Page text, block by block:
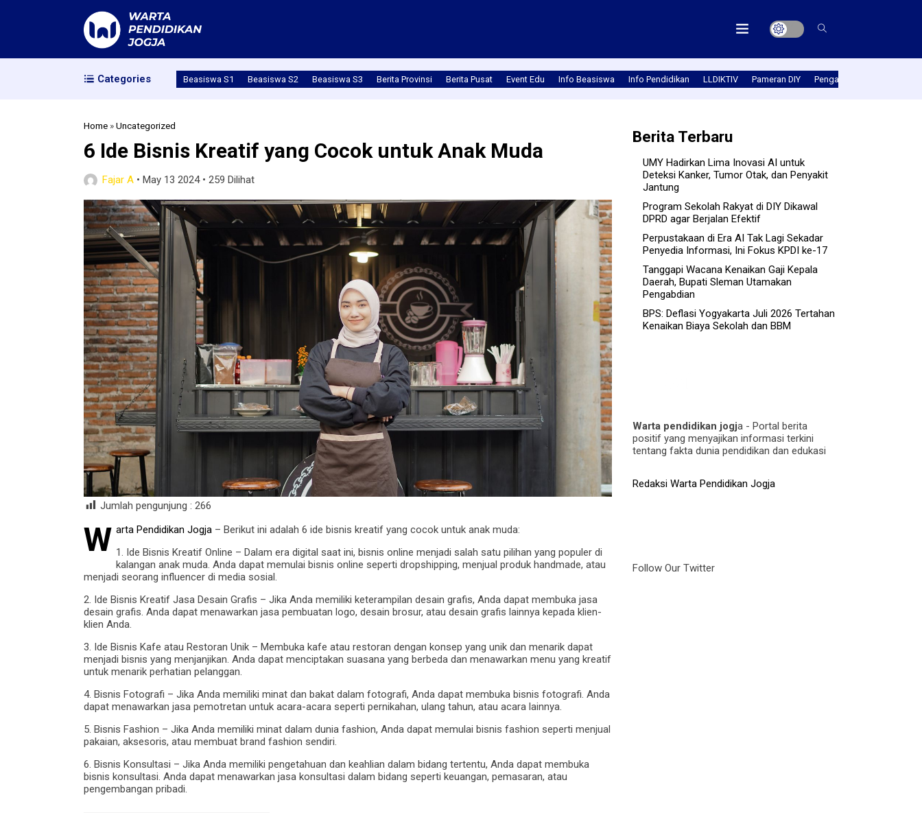
Categories Beasiswa S1 Beasiswa S2 Beasiswa S3 Berita Provinsi Berita Pusat Event Edu Info Beasiswa Info Pendidikan LLDIKTIV Pameran DIY Pengabmas
Home »Uncategorized
6 Ide Bisnis Kreatif yang Cocok untuk Anak Muda
Fajar A • May 13 2024• 259 Dilihat
Jumlah pengunjung : 266
W arta Pendidikan Jogja – Berikut ini adalah 6 ide bisnis kreatif yang cocok untuk anak muda:
1. Ide Bisnis Kreatif Online – Dalam era digital saat ini, bisnis online menjadi salah satu pilihan yang populer di
kalangan anak muda. Anda dapat memulai bisnis online seperti dropshipping, menjual produk handmade, atau
menjadi seorang influencer di media sosial.
2. Ide Bisnis Kreatif Jasa Desain Grafis – Jika Anda memiliki keterampilan desain grafis, Anda dapat membuka jasa
desain grafis. Anda dapat menawarkan jasa pembuatan logo, desain brosur, atau desain grafis lainnya kepada klien-
klien Anda.
3. Ide Bisnis Kafe atau Restoran Unik – Membuka kafe atau restoran dengan konsep yang unik dan menarik dapat
menjadi bisnis yang menjanjikan. Anda dapat menciptakan suasana yang berbeda dan menawarkan menu yang kreatif
untuk menarik perhatian pelanggan.
4. Bisnis Fotografi – Jika Anda memiliki minat dan bakat dalam fotografi, Anda dapat membuka bisnis fotografi. Anda
dapat menawarkan jasa pemotretan untuk acara-acara seperti pernikahan, ulang tahun, atau acara lainnya.
5. Bisnis Fashion – Jika Anda memiliki minat dalam dunia fashion, Anda dapat memulai bisnis fashion seperti menjual
pakaian, aksesoris, atau membuat brand fashion sendiri.
6. Bisnis Konsultasi – Jika Anda memiliki pengetahuan dan keahlian dalam bidang tertentu, Anda dapat membuka
bisnis konsultasi. Anda dapat menawarkan jasa konsultasi dalam bidang seperti keuangan, pemasaran, atau
pengembangan pribadi.
Berita Terbaru
UMY Hadirkan Lima Inovasi AI untuk
Deteksi Kanker, Tumor Otak, dan Penyakit
Jantung
Program Sekolah Rakyat di DIY Dikawal
DPRD agar Berjalan Efektif
Perpustakaan di Era AI Tak Lagi Sekadar
Penyedia Informasi, Ini Fokus KPDI ke-17
Tanggapi Wacana Kenaikan Gaji Kepala
Daerah, Bupati Sleman Utamakan
Pengabdian
BPS: Deflasi Yogyakarta Juli 2026 Tertahan
Kenaikan Biaya Sekolah dan BBM
Warta pendidikan jogja - Portal berita
positif yang menyajikan informasi terkini
tentang fakta dunia pendidikan dan edukasi
Redaksi Warta Pendidikan Jogja
Follow Our Twitter